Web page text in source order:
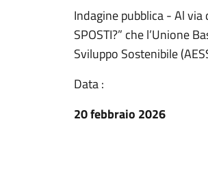
Indagine pubblica - Al via
SPOSTI?” che l’Unione
Sviluppo Sostenibile
Data :
20 febbraio 2026